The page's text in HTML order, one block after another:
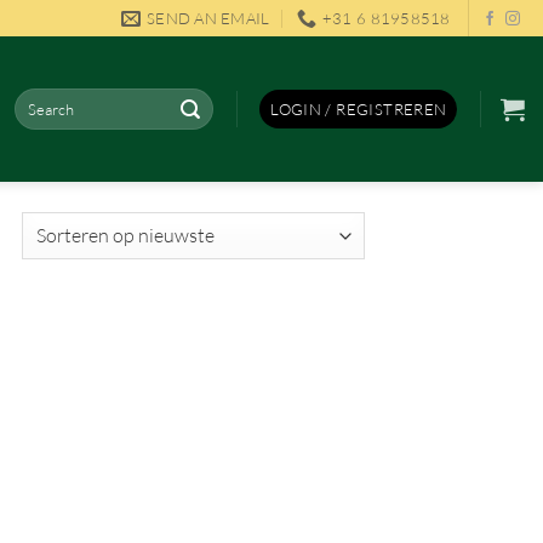
SEND AN EMAIL +31 6 81958518
Zoeken
naar:
LOGIN / REGISTREREN